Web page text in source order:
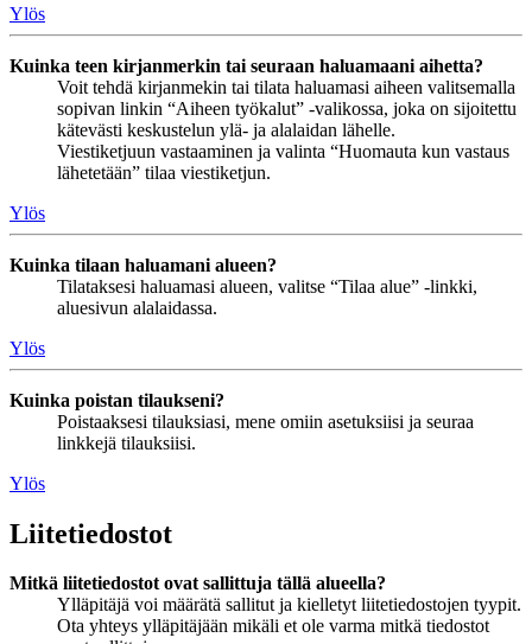
Ylös
Kuinka teen kirjanmerkin tai seuraan haluamaani aihetta?
Voit tehdä kirjanmekin tai tilata haluamasi aiheen valitsemalla
sopivan linkin “Aiheen työkalut” -valikossa, joka on sijoitettu
kätevästi keskustelun ylä- ja alalaidan lähelle.
Viestiketjuun vastaaminen ja valinta “Huomauta kun vastaus
lähetetään” tilaa viestiketjun.
Ylös
Kuinka tilaan haluamani alueen?
Tilataksesi haluamasi alueen, valitse “Tilaa alue” -linkki,
aluesivun alalaidassa.
Ylös
Kuinka poistan tilaukseni?
Poistaaksesi tilauksiasi, mene omiin asetuksiisi ja seuraa
linkkejä tilauksiisi.
Ylös
Liitetiedostot
Mitkä liitetiedostot ovat sallittuja tällä alueella?
Ylläpitäjä voi määrätä sallitut ja kielletyt liitetiedostojen tyypit.
Ota yhteys ylläpitäjään mikäli et ole varma mitkä tiedostot